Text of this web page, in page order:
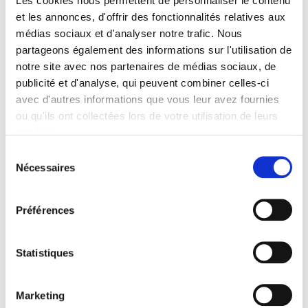
et les annonces, d'offrir des fonctionnalités relatives aux
médias sociaux et d'analyser notre trafic. Nous
partageons également des informations sur l'utilisation de
notre site avec nos partenaires de médias sociaux, de
publicité et d'analyse, qui peuvent combiner celles-ci
avec d'autres informations que vous leur avez fournies
ou qu'ils ont collectées lors de votre utilisation de leurs
Nécessaires
Préférences
Statistiques
Marketing
L’un et l’autre pour le Cheval de Trait Ardennais, c’est
hallucinant. De ce cheval emblématique de l’Ardenne, ils
ont fait leur carburant de vie et le moteur […]
Gladys à l’assaut des
ronciers